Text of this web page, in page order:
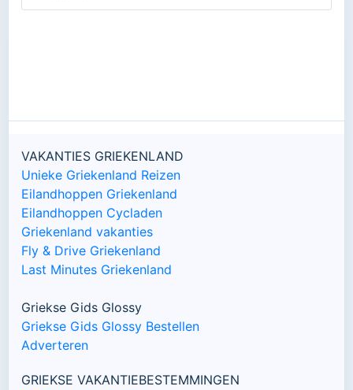
VAKANTIES GRIEKENLAND
Unieke Griekenland Reizen
Eilandhoppen Griekenland
Eilandhoppen Cycladen
Griekenland vakanties
Fly & Drive Griekenland
Last Minutes Griekenland
Griekse Gids Glossy
Griekse Gids Glossy Bestellen
Adverteren
GRIEKSE VAKANTIEBESTEMMINGEN